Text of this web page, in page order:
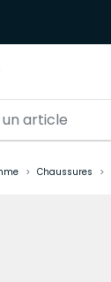
Chaussures